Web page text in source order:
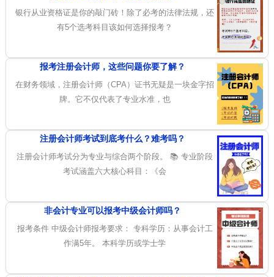
银行从业资格证是你的敲门砖！除了必考的法律法规，还
有5个选考科目该如何选择报考？
报考注册会计师，这些问题你要了解？
在财务领域，注册会计师（CPA）证书无疑是一块金字招
牌。它不仅代表了专业水准，也
注册会计师考试到底考什么？难考吗？
注册会计师考试分为专业与综合两个阶段。 📚 专业阶段
考试涵盖六大核心科目：《会
非会计专业可以报考中级会计师吗？
报考条件 中级会计师报考要求： 专科学历：从事会计工
作满5年。 本科学历或学士学